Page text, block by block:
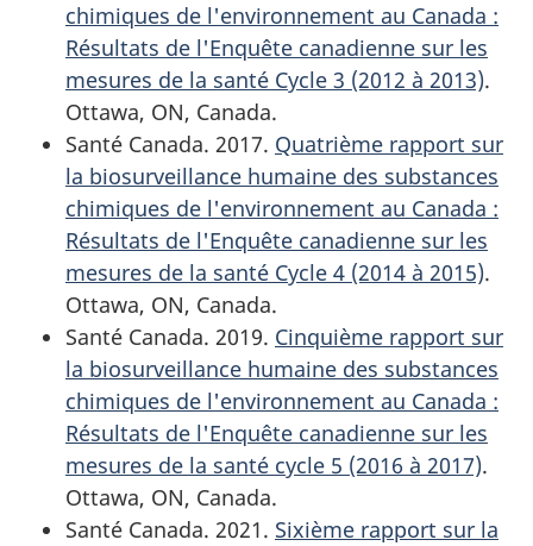
chimiques de l'environnement au Canada :
Résultats de l'Enquête canadienne sur les
mesures de la santé Cycle 3 (2012 à 2013).
Ottawa, ON, Canada.
Santé Canada. 2017. Quatrième rapport sur
la biosurveillance humaine des substances
chimiques de l'environnement au Canada :
Résultats de l'Enquête canadienne sur les
mesures de la santé Cycle 4 (2014 à 2015).
Ottawa, ON, Canada.
Santé Canada. 2019. Cinquième rapport sur
la biosurveillance humaine des substances
chimiques de l'environnement au Canada :
Résultats de l'Enquête canadienne sur les
mesures de la santé cycle 5 (2016 à 2017).
Ottawa, ON, Canada.
Santé Canada. 2021. Sixième rapport sur la